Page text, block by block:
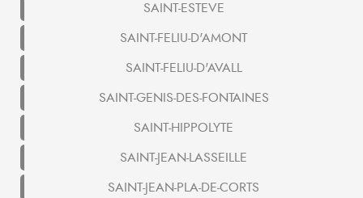
SAINT-ESTEVE
SAINT-FELIU-D'AMONT
SAINT-FELIU-D'AVALL
SAINT-GENIS-DES-FONTAINES
SAINT-HIPPOLYTE
SAINT-JEAN-LASSEILLE
SAINT-JEAN-PLA-DE-CORTS